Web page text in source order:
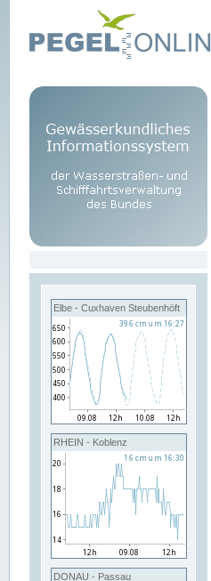
Elbe - Cuxhaven Steubenhöft
RHEIN - Koblenz
DONAU - Passau